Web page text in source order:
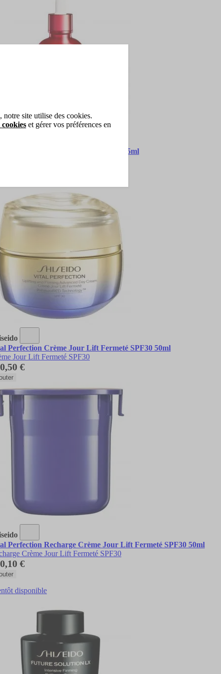
Huile Activatrice Énergisante 75ml
Perfection Crème Jour Lift Fermeté SPF30 50ml
Jour Lift Fermeté SPF30
€
Perfection Recharge Crème Jour Lift Fermeté SPF30 50ml
Crème Jour Lift Fermeté SPF30
€
disponible
site utilise des cookies.
et gérer vos préférences en